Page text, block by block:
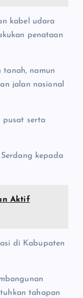
kabel udara
penataan
namun
jalan nasional
pusat serta
kepada
Aktif
di Kabupaten
tahapan